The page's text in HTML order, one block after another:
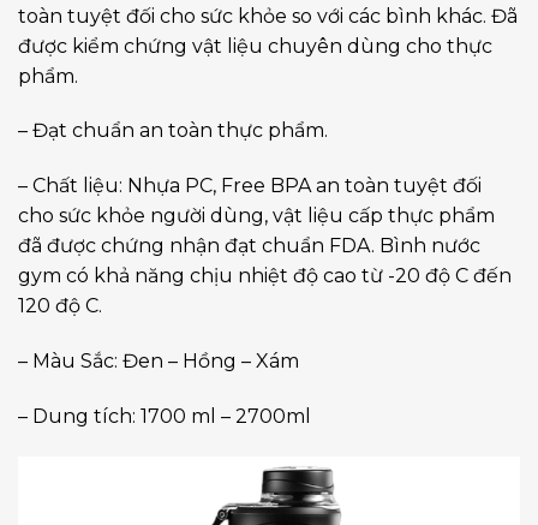
toàn tuyệt đối cho sức khỏe so với các bình khác. Đã
được kiểm chứng vật liệu chuyên dùng cho thực
phẩm.
– Đạt chuẩn an toàn thực phẩm.
– Chất liệu: Nhựa PC, Free BPA an toàn tuyệt đối
cho sức khỏe người dùng, vật liệu cấp thực phẩm
đã được chứng nhận đạt chuẩn FDA. Bình nước
gym có khả năng chịu nhiệt độ cao từ -20 độ C đến
120 độ C.
– Màu Sắc: Đen – Hồng – Xám
– Dung tích: 1700 ml – 2700ml